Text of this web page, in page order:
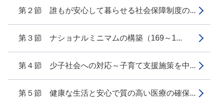
第２節 誰もが安心して暮らせる社会保障制度の...
第３節 ナショナルミニマムの構築（169～1...
第４節 少子社会への対応～子育て支援施策を中...
第５節 健康な生活と安心で質の高い医療の確保...